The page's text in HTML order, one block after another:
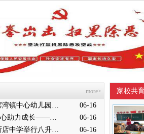
more>
粽香传情 龙舟启航 ——窑湾镇中心幼儿园中班开展端午节赛龙舟活动
06-16
灵动指尖舒展风采 德育润心助力成长——墨河中心小学举行五年级桌面操展示活动
06-16
逐梦新程 蓄力起航 ——新店中学举行八升九成长奋进仪式
06-16
家校共